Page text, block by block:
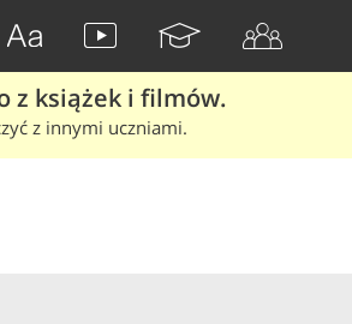
z książek i filmów.
z innymi uczniami.